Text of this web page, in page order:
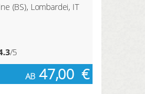
(BS), Lombardei, IT
/5
AB 47,00 €